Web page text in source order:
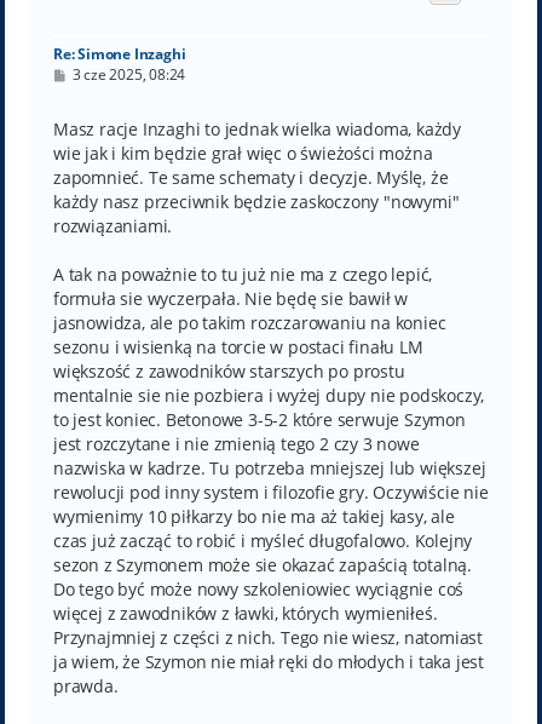
Re: Simone Inzaghi
P
t
3 cze 2025, 08:24
Masz racje Inzaghi to jednak wielka wiadoma, każdy
wie jak i kim będzie grał więc o świeżości można
zapomnieć. Te same schematy i decyzje. Myślę, że
każdy nasz przeciwnik będzie zaskoczony "nowymi"
rozwiązaniami.
A tak na poważnie to tu już nie ma z czego lepić,
formuła sie wyczerpała. Nie będę sie bawił w
jasnowidza, ale po takim rozczarowaniu na koniec
sezonu i wisienką na torcie w postaci finału LM
większość z zawodników starszych po prostu
mentalnie sie nie pozbiera i wyżej dupy nie podskoczy,
to jest koniec. Betonowe 3-5-2 które serwuje Szymon
jest rozczytane i nie zmienią tego 2 czy 3 nowe
nazwiska w kadrze. Tu potrzeba mniejszej lub większej
rewolucji pod inny system i filozofie gry. Oczywiście nie
wymienimy 10 piłkarzy bo nie ma aż takiej kasy, ale
czas już zacząć to robić i myśleć długofalowo. Kolejny
sezon z Szymonem może sie okazać zapaścią totalną.
Do tego być może nowy szkoleniowiec wyciągnie coś
więcej z zawodników z ławki, których wymieniłeś.
Przynajmniej z części z nich. Tego nie wiesz, natomiast
ja wiem, że Szymon nie miał ręki do młodych i taka jest
prawda.